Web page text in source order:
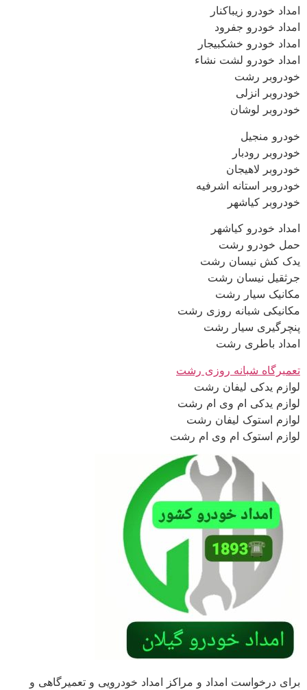
امداد خودرو زیباکنار
امداد خودرو جفرود
امداد خودرو خشکبیجار
امداد خودرو لشت نشاء
خودروبر رشت
خودروبر انزلی
خودروبر لوشان
خودرو منجیل
خودروبر رودبار
خودروبر لاهیجان
خودروبر استانه اشرفیه
خودروبر کیاشهر
امداد خودرو کیاشهر
حمل خودرو رشت
یدک کش نیسان رشت
جرثقیل نیسان رشت
مکانیک سیار رشت
مکانیکی شبانه روزی رشت
پنچرگیری سیار رشت
امداد باطری رشت
تعمیرگاه شبانه روزی رشت
لوازم یدکی لیفان رشت
لوازم یدکی ام وی ام رشت
لوازم استوک لیفان رشت
لوازم استوک ام وی ام رشت
برای درخواست امداد و مراکز امداد خودرویی و تعمیرگاهی و